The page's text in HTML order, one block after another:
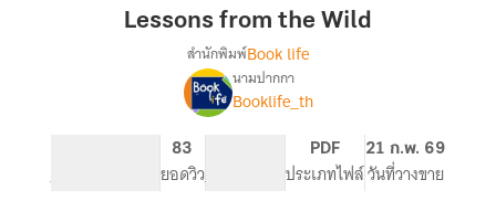
จาก
Tawan’s
Lessons
from
Lessons from the Wild
เรื่อง
ตะวัน
สำนักพิมพ์Book life
นามปากกา
Booklife_th
จำนวนหน้า (A5)
83
ยอดวิวระดับเนื้อหา
PDF
ประเภทไฟล์
21 ก.พ. 69
วันที่วางขาย